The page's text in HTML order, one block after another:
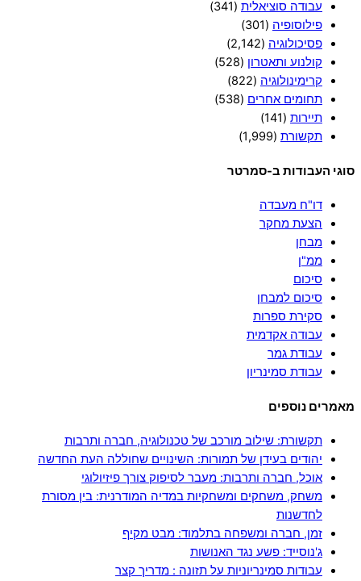
עבודה סוציאלית (341)
פילוסופיה (301)
פסיכולוגיה (2,142)
קולנוע ותאטרון (528)
קרימינולוגיה (822)
תחומים אחרים (538)
תיירות (141)
תקשורת (1,999)
סוגי העבודות ב-סמרטר
דו"ח מעבדה
הצעת מחקר
מבחן
ממ"ן
סיכום
סיכום למבחן
סקירת ספרות
עבודה אקדמית
עבודת גמר
עבודת סמינריון
מאמרים נוספים
תקשורת: שילוב מורכב של טכנולוגיה, חברה ותרבות
יהודים בעידן של תמורות: השינויים שחוללה העת החדשה
אוכל, חברה ותרבות: מעבר לסיפוק צורך פיזיולוגי
משחק, משחקים ומשחקיות במדיה המודרנית: בין מסורת
לחדשנות
זמן, חברה ומשפחה בתלמוד: מבט מקיף
ג'נוסייד: פשע נגד האנושות
עבודות סמינריוניות על תזונה : מדריך קצר